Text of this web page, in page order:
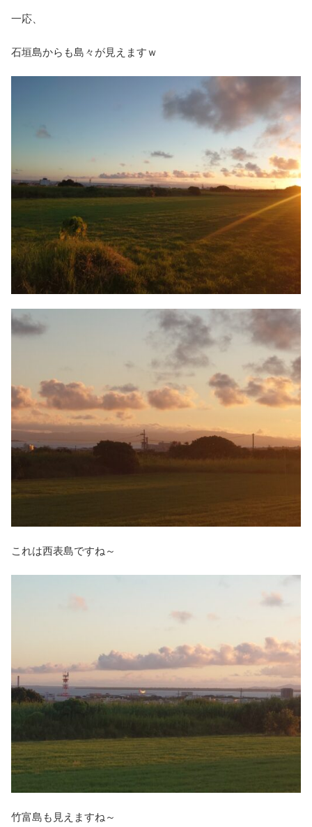
一応、
石垣島からも島々が見えますｗ
これは西表島ですね～
竹富島も見えますね～